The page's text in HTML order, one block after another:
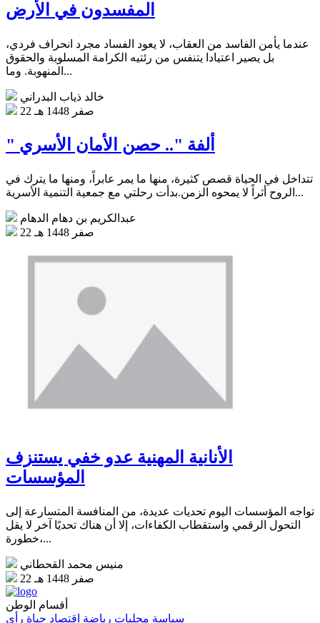
المفسدون في الأرض
عندما يأمن الفاسد من العقاب، لا يعود الفساد مجرد انحراف فردي،
بل يصير اعتيادا يتنفس من رئتيه الكرامة المسلوبة والحقوق
المنهوبة. وما...
خالد ذياب البدراني
22 صفر 1448 هـ
" ألفة ".. حصن الأمان الأسري
تتداخل في الحياة قصص كثيرة، منها ما يمر عابراً، ومنها ما يترك في
الروح أثراً لا يمحوه الزمن.بدأت رحلتي مع جمعية التنمية الأسرية...
عبدالكريم بن دهام الدهام
22 صفر 1448 هـ
الأنانية المهنية عدو خفي يستنزف
المؤسسات
تواجه المؤسسات اليوم تحديات عديدة، من المنافسة المتسارعة إلى
التحول الرقمي واستقطاب الكفاءات، إلا أن هناك تحديًا آخر لا يقل
خطورة،...
منيس محمد القحطاني
22 صفر 1448 هـ
أقسام الوطن
سياسة محليات رياضة اقتصاد حياة رأي